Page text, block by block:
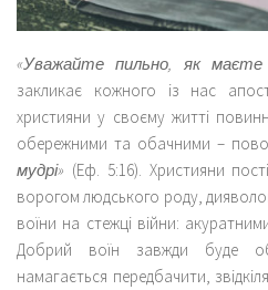
«Уважайте пильно, як маєте
закликає кожного із нас
християни у своєму житті
обережними та обачними –
мудрі» (Еф. 5:16). Християни
ворогом людського роду,
воїни на стежці війни:
Добрий воїн завжди буде
намагається передбачити,